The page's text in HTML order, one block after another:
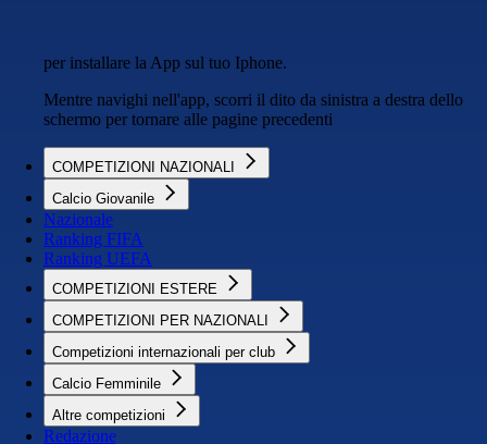
per installare la App sul tuo Iphone.
Mentre navighi nell'app, scorri il dito da sinistra a destra dello
schermo per tornare alle pagine precedenti
COMPETIZIONI NAZIONALI
Calcio Giovanile
Nazionale
Ranking FIFA
Ranking UEFA
COMPETIZIONI ESTERE
COMPETIZIONI PER NAZIONALI
Competizioni internazionali per club
Calcio Femminile
Altre competizioni
Redazione